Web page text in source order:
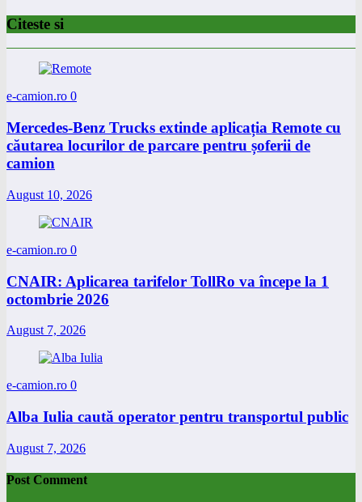
Citeste si
e-camion.ro 0
Mercedes-Benz Trucks extinde aplicația Remote cu
căutarea locurilor de parcare pentru șoferii de
camion
August 10, 2026
e-camion.ro 0
CNAIR: Aplicarea tarifelor TollRo va începe la 1
octombrie 2026
August 7, 2026
e-camion.ro 0
Alba Iulia caută operator pentru transportul public
August 7, 2026
Post Comment